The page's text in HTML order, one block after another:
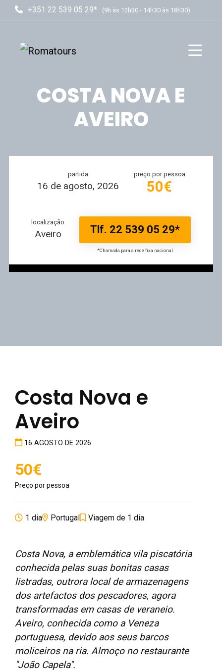
+351 22 539 05 29* (9h às 12h30 - 14h30 às 18h30)
COSTA NOVA E
AVEIRO
partida
16 de agosto, 2026
preço por pessoa
50€
localização
Aveiro Tlf. 22 539 05 29*
*Chamada para a rede fixa nacional
Costa Nova e
Aveiro
16 AGOSTO DE 2026
50€
Preço por pessoa
1 dia Portugal Viagem de 1 dia
Costa Nova, a emblemática vila piscatória
conhecida pelas suas bonitas casas
listradas, outrora local de armazenagens
dos artefactos dos pescadores, agora
transformadas em casas de veraneio.
Aveiro, conhecida como a Veneza
portuguesa, devido aos seus barcos
moliceiros na ria. Almoço no restaurante
"João Capela".